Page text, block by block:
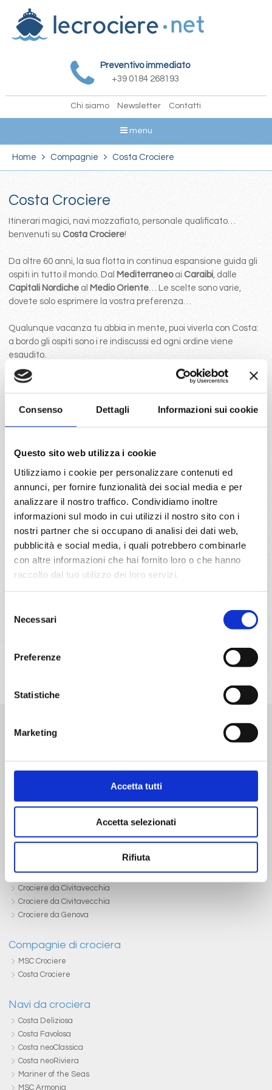
Consenso Dettagli Informazioni sui cookie
Questo sito web utilizza i cookie
Utilizziamo i cookie per personalizzare contenuti ed
annunci, per fornire funzionalità dei social media e per
analizzare il nostro traffico. Condividiamo inoltre
informazioni sul modo in cui utilizzi il nostro sito con i
nostri partner che si occupano di analisi dei dati web,
pubblicità e social media, i quali potrebbero combinarle
con altre informazioni che hai fornito loro o che hanno
raccolto dal tuo utilizzo dei loro servizi.
delNecessari
Preferenze
Statistiche
Marketing
Accetta tutti
Accetta selezionati
Rifiuta
Preventivo immediato
+39 0184 268193
Chi siamo Newsletter Contatti
menu
Home Compagnie Costa Crociere
Costa Crociere
Itinerari magici, navi mozzafiato, personale qualificato…
benvenuti su Costa Crociere!
Da oltre 60 anni, la sua flotta in continua espansione guida gli
ospiti in tutto il mondo. Dal Mediterraneo ai Caraibi, dalle
Capitali Nordicheal Medio Oriente… Le scelte sono varie,
dovete solo esprimere la vostra preferenza…
Qualunque vacanza tu abbia in mente, puoi viverla con Costa:
a bordo gli ospiti sono i re indiscussi ed ogni ordine viene
esaudito.
Scegli
per scoprire il mondo in una nuova maniera: in
crociera è sempre il momento di provare nuove esperienze!
77 78 79 80 81 82 83
77
Caraibi
Mediterraneo
Transoceaniche
Crociere da Cagliari
Crociere da Civitavecchia
Crociere da Civitavecchia
Crociere da Genova
Compagnie di crociera
MSC Crociere
Costa Crociere
Navi da crociera
Costa Deliziosa
Costa Favolosa
Costa neoClassica
Costa neoRiviera
Mariner of the Seas
MSC Armonia